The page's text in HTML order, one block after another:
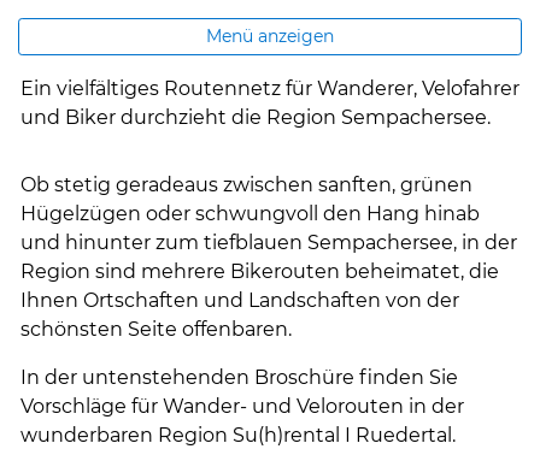
Menü anzeigen
Ein vielfältiges Routennetz für Wanderer, Velofahrer
und Biker durchzieht die Region Sempachersee.
Ob stetig geradeaus zwischen sanften, grünen
Hügelzügen oder schwungvoll den Hang hinab
und hinunter zum tiefblauen Sempachersee, in der
Region sind mehrere Bikerouten beheimatet, die
Ihnen Ortschaften und Landschaften von der
schönsten Seite offenbaren.
In der untenstehenden Broschüre finden Sie
Vorschläge für Wander- und Velorouten in der
wunderbaren Region Su(h)rental I Ruedertal.
Zugehörige Objekte